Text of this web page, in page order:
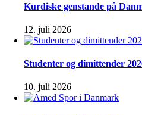
Kurdiske genstande på
12. juli 2026
Studenter og dimittender
10. juli 2026